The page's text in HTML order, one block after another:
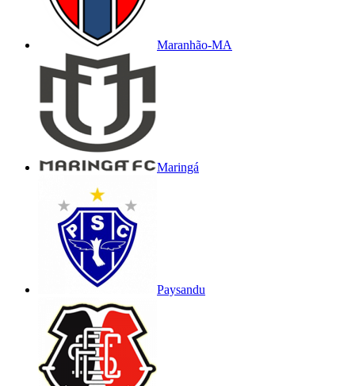
Maranhão-MA
Maringá
Paysandu